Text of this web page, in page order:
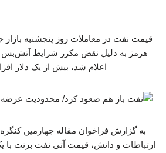
قیمت نفت در معاملات روز پنجشنبه بازار
هرمز به دلیل نقض مکرر شرایط آتش‌بس
اعلام شد، بیش از یک دلار
به گزارش فراخوان مقاله چهارمین